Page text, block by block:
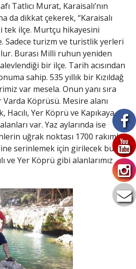
Tatlıcı Murat, Karaisalı’nın
da dikkat çekerek, “Karaisalı
tek ilçe. Murtçu hikayesini
Sadece turizm ve turistlik yerleri
Burası Milli ruhun yeniden
bir ilçe. Tarih acısından
sahip. 535 yıllık bir Kızıldağ
var mesela. Onun yanı sıra
Varda Köprüsü. Mesire alanı
Yer Köprü ve Kapıkaya
var. Yaz aylarında ise
uğrak noktası 1700 rakımlık
serinlemek için girilecek buz
ve Yer Köprü gibi alanlarımız